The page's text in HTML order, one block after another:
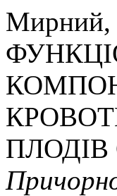
ПЛОДІВ